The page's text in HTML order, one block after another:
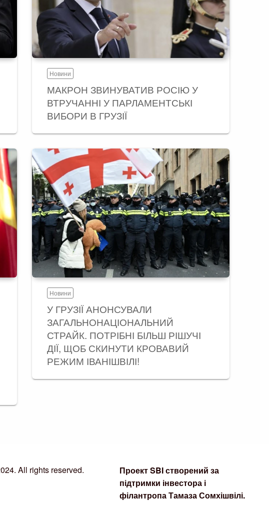
Новини
МАКРОН ЗВИНУВАТИВ РОСІЮ У
ВТРУЧАННІ У ПАРЛАМЕНТСЬКІ
ВИБОРИ В ГРУЗІЇ
Новини
У ГРУЗІЇ АНОНСУВАЛИ
ЗАГАЛЬНОНАЦІОНАЛЬНИЙ
СТРАЙК. ПОТРІБНІ БІЛЬШ РІШУЧІ
ДІЇ, ЩОБ СКИНУТИ КРОВАВИЙ
РЕЖИМ ІВАНІШВІЛІ!
All rights reserved.
Проект SBI створений за
підтримки інвестора і
філантропа Тамаза Сомхішвілі.